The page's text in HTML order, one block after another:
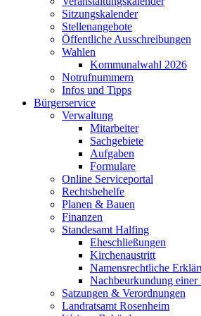
Sitzungskalender
Stellenangebote
Öffentliche Ausschreibungen
Wahlen
Kommunalwahl 2026
Notrufnummern
Infos und Tipps
Bürgerservice
Verwaltung
Mitarbeiter
Sachgebiete
Aufgaben
Formulare
Online Serviceportal
Rechtsbehelfe
Planen & Bauen
Finanzen
Standesamt Halfing
Eheschließungen
Kirchenaustritt
Namensrechtliche
Nachbeurkundung einer
Satzungen & Verordnungen
Landratsamt Rosenheim